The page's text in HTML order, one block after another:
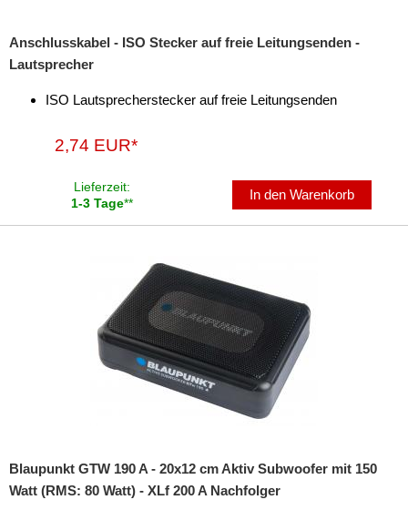
Anschlusskabel - ISO Stecker auf freie Leitungsenden -
Lautsprecher
ISO Lautsprecherstecker auf freie Leitungsenden
2,74 EUR*
Lieferzeit:
1-3 Tage**
In den Warenkorb
Blaupunkt GTW 190 A - 20x12 cm Aktiv Subwoofer mit 150
Watt (RMS: 80 Watt) - XLf 200 A Nachfolger